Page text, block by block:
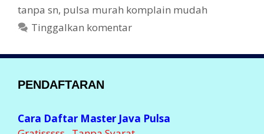
tanpa sn, pulsa murah komplain mudah
Tinggalkan komentar
PENDAFTARAN
Cara Daftar Master Java Pulsa